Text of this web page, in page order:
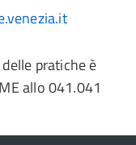
pratiche è
allo 041.041